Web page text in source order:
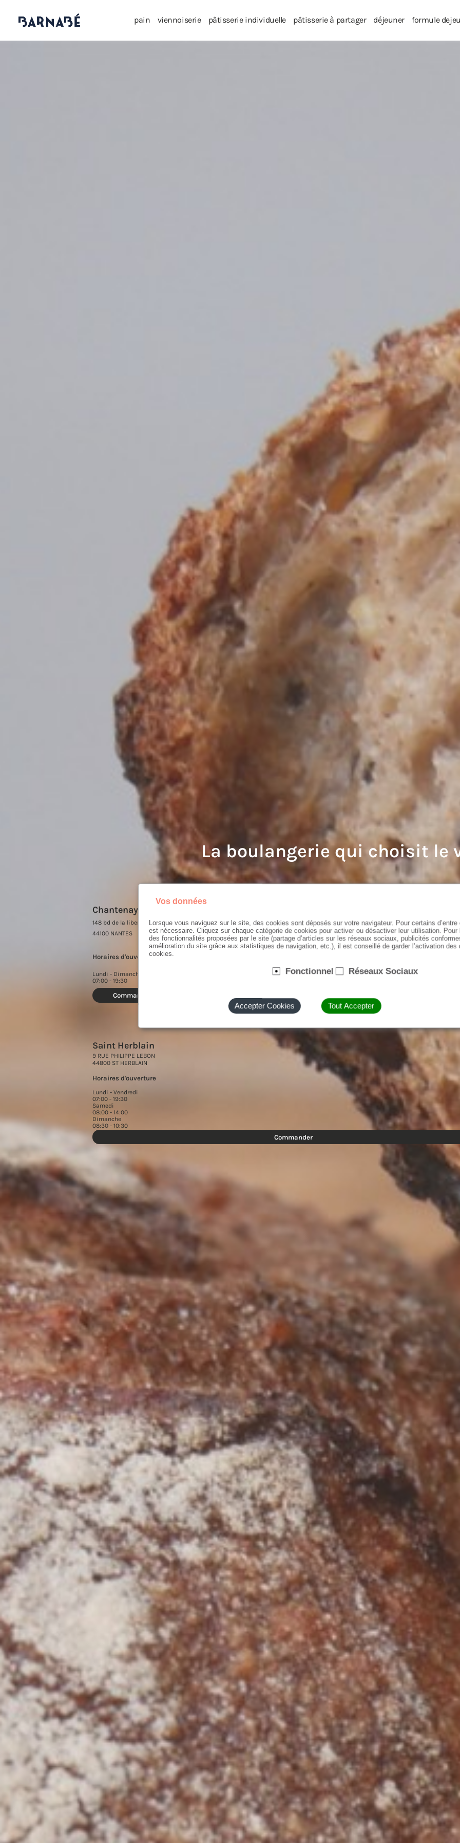
pain viennoiserie pâtisserie individuelle pâtisserie à partager déjeuner formule
La boulangerie qui choisit le
Chantenay
148 bd de la liberté
44100 NANTES
Horaires d'ouverture
Lundi - Dimanche
07:00 - 19:30
Commander
10 Boulevard Babin Chevaye
44200 NANTES
65 Boulevard Lelasseur
44000 NANTES
Lundi - Dimanche
Saint Herblain
9 RUE PHILIPPE LEBON
44800 ST HERBLAIN
Horaires d'ouverture
Lundi - Vendredi
07:00 - 19:30
Samedi
08:00 - 14:00
Dimanche
08:30 - 10:30
Commander
Vos données
Lorsque vous naviguez sur le site, des cookies sont déposés sur votre navigateur. Pour certains
est nécessaire. Cliquez sur chaque catégorie de cookies pour activer ou désactiver leur utilisation. Pour
des fonctionnalités proposées par le site (partage d’articles sur les réseaux sociaux, publicités
amélioration du site grâce aux statistiques de navigation, etc.), il est conseillé de garder l’activation des
cookies.
Fonctionnel Réseaux Sociaux
Accepter Cookies Tout Accepter